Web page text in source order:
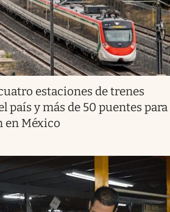
estaciones de trenes
país y más de 50 puentes para
en México